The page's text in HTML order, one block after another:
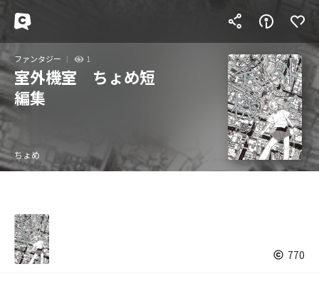
ファンタジー 1
室外機室 ちょめ短
編集
ちょめ
770